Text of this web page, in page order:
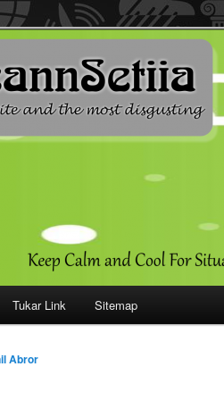
Tukar Link Sitemap
Abror